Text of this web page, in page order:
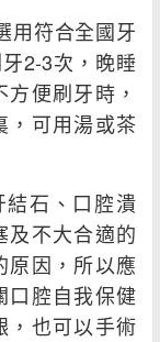
用符合全國牙
2-3次，晚睡
便刷牙時，
，可用湯或茶
石、口腔潰
及不大合適的
原因，所以應
口腔自我保健
，也可以手術